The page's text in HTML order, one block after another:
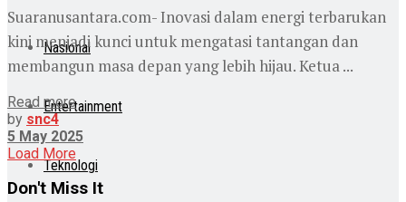
Nasional
Entertainment
Teknologi
Suaranusantara.com- Inovasi dalam energi terbarukan
kini menjadi kunci untuk mengatasi tantangan dan
membangun masa depan yang lebih hijau. Ketua ...
Read more
by snc4
5 May 2025
Load More
Don't Miss It